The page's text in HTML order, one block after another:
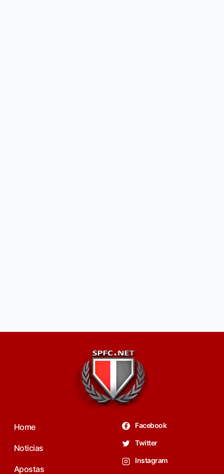
Home
Noticias
Apostas
Facebook
Twitter
Instagram